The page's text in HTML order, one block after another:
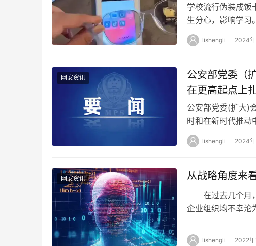
学校流行伪装成饭
生分心，影响学习
建议家长投诉违规
lishengli 2024
网安资讯
公安部党委（
在更高起点上
公安部党委(扩大)
时和在新时代推动
见。会议强调，要
lishengli 2024
网安资讯 从战略角度来
在过去几个月，
企业组织均不幸沦
lishengli 2022